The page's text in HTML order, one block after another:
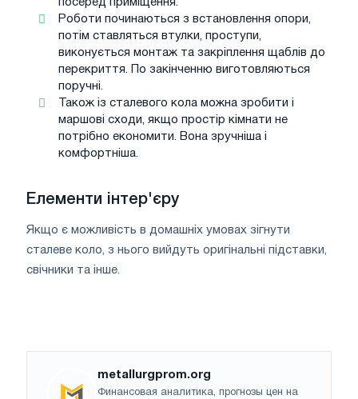
посеред приміщення.
Роботи починаються з встановлення опори,
потім ставляться втулки, проступи,
виконується монтаж та закріплення щаблів до
перекриття. По закінченню виготовляються
поручні.
Також із сталевого кола можна зробити і
маршові сходи, якщо простір кімнати не
потрібно економити. Вона зручніша і
комфортніша.
Елементи інтер'єру
Якщо є можливість в домашніх умовах зігнути
сталеве коло, з нього вийдуть оригінальні підставки,
свічники та інше.
metallurgprom.org
Финансовая аналитика, прогнозы цен на